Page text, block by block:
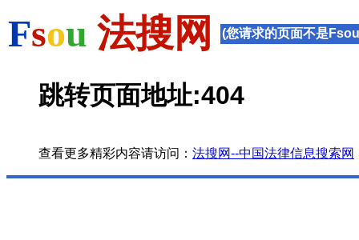
Fsou 法搜网 (您请求的页面不是
跳转页面地址:404
查看更多精彩内容请访问： 法搜网--中国法律信息搜索网